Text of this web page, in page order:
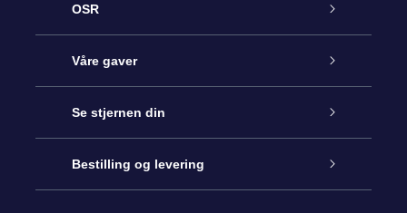
OSR
Kundeservice
Kontakt oss
Bloggen
Våre gaver
Online Stjernegave
OSR Gavepakke
Se stjernen din
Star Register
Bestilling og levering